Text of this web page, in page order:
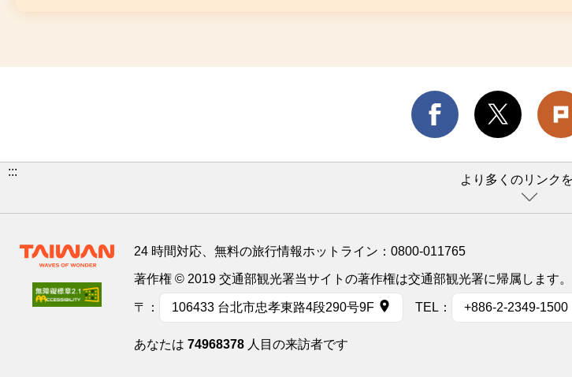
:::
より多くのリンク
24 時間対応、無料の旅行情報ホットライン： 0800-011765
著作権 © 2019 交通部観光署当サイトの著作権は交通部観光署に帰属します
〒： 106433 台北市忠孝東路4段290号9F TEL： +886-2-2349-1500
あなたは 74968378 人目の来訪者です